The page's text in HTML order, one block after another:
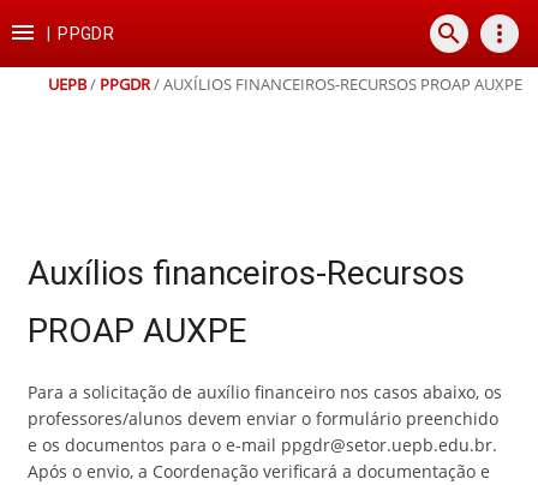
para
conteúdo
para
para
para
rodapé
 PPGDR search more_vert
UEPB/ PPGDR/AUXÍLIOS FINANCEIROS-RECURSOS PROAP AUXPE
Auxílios financeiros-Recursos
PROAP AUXPE
Para a solicitação de auxílio financeiro nos casos abaixo, os
professores/alunos devem enviar o formulário preenchido
e os documentos para o e-mail ppgdr@setor.uepb.edu.br.
Após o envio, a Coordenação verificará a documentação e